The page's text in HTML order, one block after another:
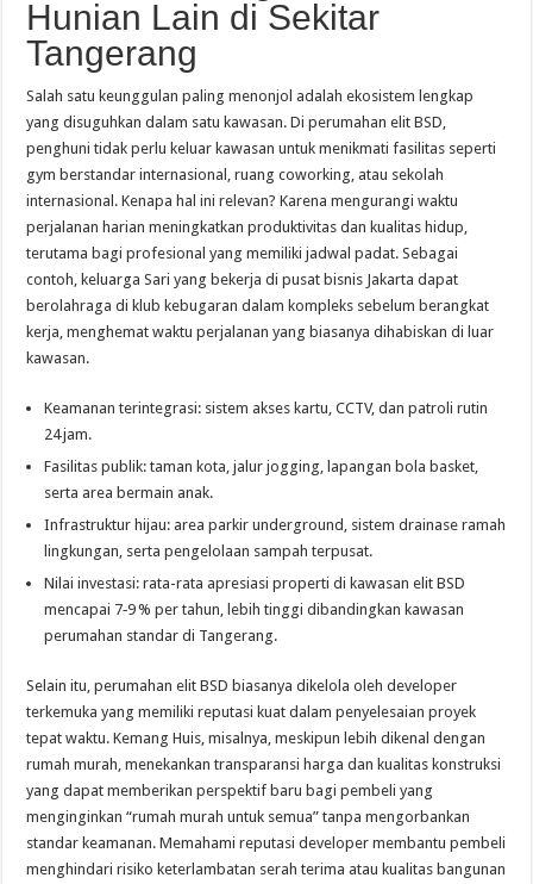
Hunian Lain di Sekitar
Tangerang
Salah satu keunggulan paling menonjol adalah ekosistem lengkap
yang disuguhkan dalam satu kawasan. Di perumahan elit BSD,
penghuni tidak perlu keluar kawasan untuk menikmati fasilitas seperti
gym berstandar internasional, ruang coworking, atau sekolah
internasional. Kenapa hal ini relevan? Karena mengurangi waktu
perjalanan harian meningkatkan produktivitas dan kualitas hidup,
terutama bagi profesional yang memiliki jadwal padat. Sebagai
contoh, keluarga Sari yang bekerja di pusat bisnis Jakarta dapat
berolahraga di klub kebugaran dalam kompleks sebelum berangkat
kerja, menghemat waktu perjalanan yang biasanya dihabiskan di luar
kawasan.
Keamanan terintegrasi: sistem akses kartu, CCTV, dan patroli rutin
24 jam.
Fasilitas publik: taman kota, jalur jogging, lapangan bola basket,
serta area bermain anak.
Infrastruktur hijau: area parkir underground, sistem drainase ramah
lingkungan, serta pengelolaan sampah terpusat.
Nilai investasi: rata-rata apresiasi properti di kawasan elit BSD
mencapai 7‑9 % per tahun, lebih tinggi dibandingkan kawasan
perumahan standar di Tangerang.
Selain itu, perumahan elit BSD biasanya dikelola oleh developer
terkemuka yang memiliki reputasi kuat dalam penyelesaian proyek
tepat waktu. Kemang Huis, misalnya, meskipun lebih dikenal dengan
rumah murah, menekankan transparansi harga dan kualitas konstruksi
yang dapat memberikan perspektif baru bagi pembeli yang
menginginkan “rumah murah untuk semua” tanpa mengorbankan
standar keamanan. Memahami reputasi developer membantu pembeli
menghindari risiko keterlambatan serah terima atau kualitas bangunan